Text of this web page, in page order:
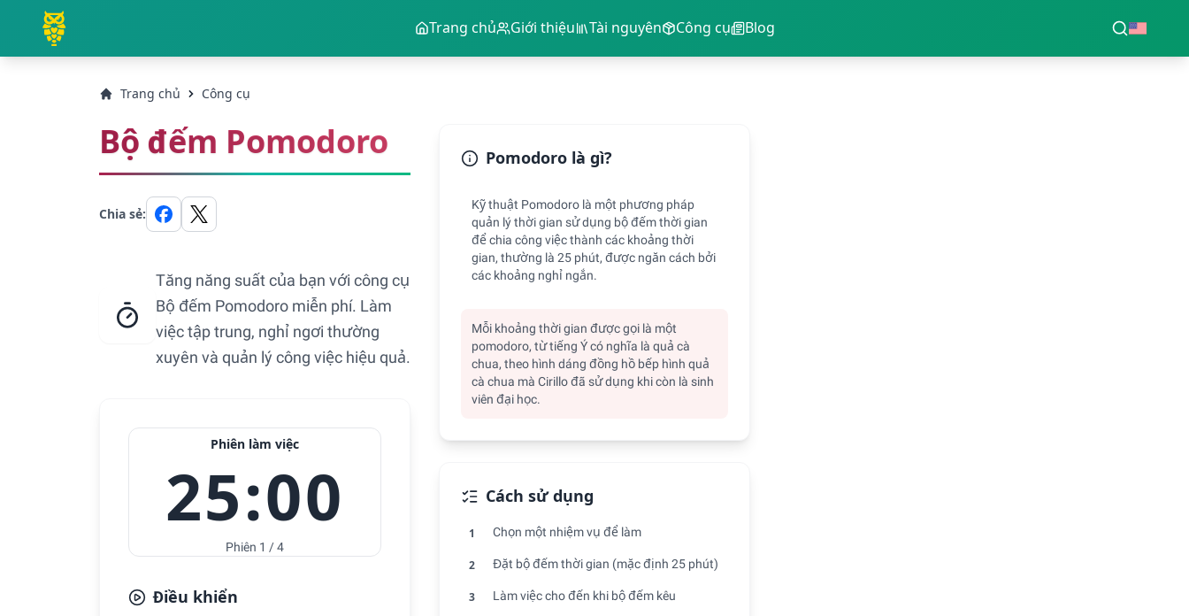
Trang chủ Giới thiệu Tài nguyên Công cụ Blog
Trang chủ Công cụ
Bộ đếm Pomodoro
Chia sẻ:
Tăng năng suất của bạn với công cụ
Bộ đếm Pomodoro miễn phí. Làm
việc tập trung, nghỉ ngơi thường
xuyên và quản lý công việc hiệu quả.
Phiên làm việc
25:00
Phiên 1 / 4
Điều khiển
Pomodoro là gì?
Kỹ thuật Pomodoro là một phương pháp
quản lý thời gian sử dụng bộ đếm thời gian
để chia công việc thành các khoảng thời
gian, thường là 25 phút, được ngăn cách bởi
các khoảng nghỉ ngắn.
Mỗi khoảng thời gian được gọi là một
pomodoro, từ tiếng Ý có nghĩa là quả cà
chua, theo hình dáng đồng hồ bếp hình quả
cà chua mà Cirillo đã sử dụng khi còn là sinh
viên đại học.
Cách sử dụng
1 Chọn một nhiệm vụ để làm
2 Đặt bộ đếm thời gian (mặc định 25 phút)
3 Làm việc cho đến khi bộ đếm kêu